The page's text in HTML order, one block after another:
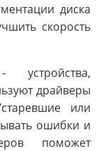
диска
скорость
драйверы
или
ошибки и
поможет